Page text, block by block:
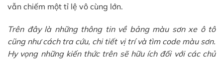
vẫn chiếm một tỉ lệ vô cùng lớn.
Trên đây là những thông tin về bảng màu sơn xe ô tô
cũng như cách tra cứu, chi tiết vị trí và tìm code màu sơn.
Hy vọng những kiến thức trên sẽ hữu ích đối với các chủ